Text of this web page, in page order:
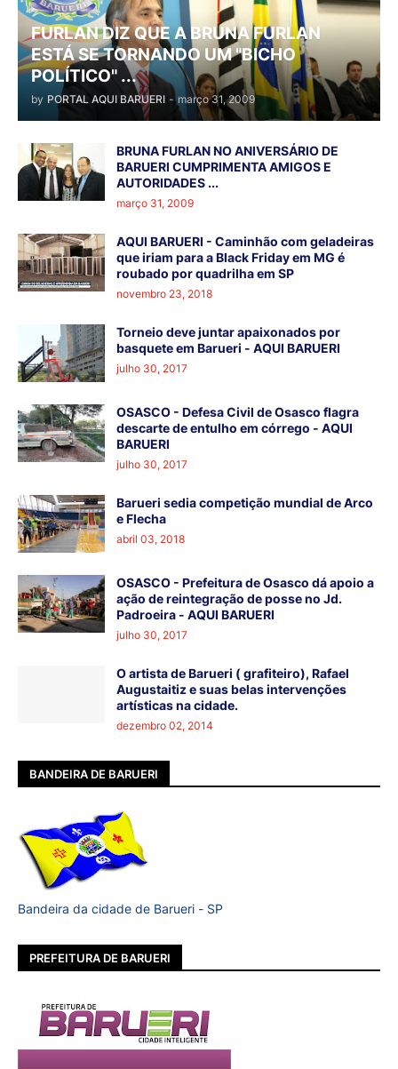
FURLAN DIZ QUE A BRUNA FURLAN
ESTÁ SE TORNANDO UM "BICHO
POLÍTICO" ...
by PORTAL AQUI BARUERI - março 31, 2009
BRUNA FURLAN NO ANIVERSÁRIO DE
BARUERI CUMPRIMENTA AMIGOS E
AUTORIDADES ...
março 31, 2009
AQUI BARUERI - Caminhão com geladeiras
que iriam para a Black Friday em MG é
roubado por quadrilha em SP
novembro 23, 2018
Torneio deve juntar apaixonados por
basquete em Barueri - AQUI BARUERI
julho 30, 2017
OSASCO - Defesa Civil de Osasco flagra
descarte de entulho em córrego - AQUI
BARUERI
julho 30, 2017
Barueri sedia competição mundial de Arco
e Flecha
abril 03, 2018
OSASCO - Prefeitura de Osasco dá apoio a
ação de reintegração de posse no Jd.
Padroeira - AQUI BARUERI
julho 30, 2017
O artista de Barueri ( grafiteiro), Rafael
Augustaitiz e suas belas intervenções
artísticas na cidade.
dezembro 02, 2014
BANDEIRA DE BARUERI
Bandeira da cidade de Barueri - SP
PREFEITURA DE BARUERI